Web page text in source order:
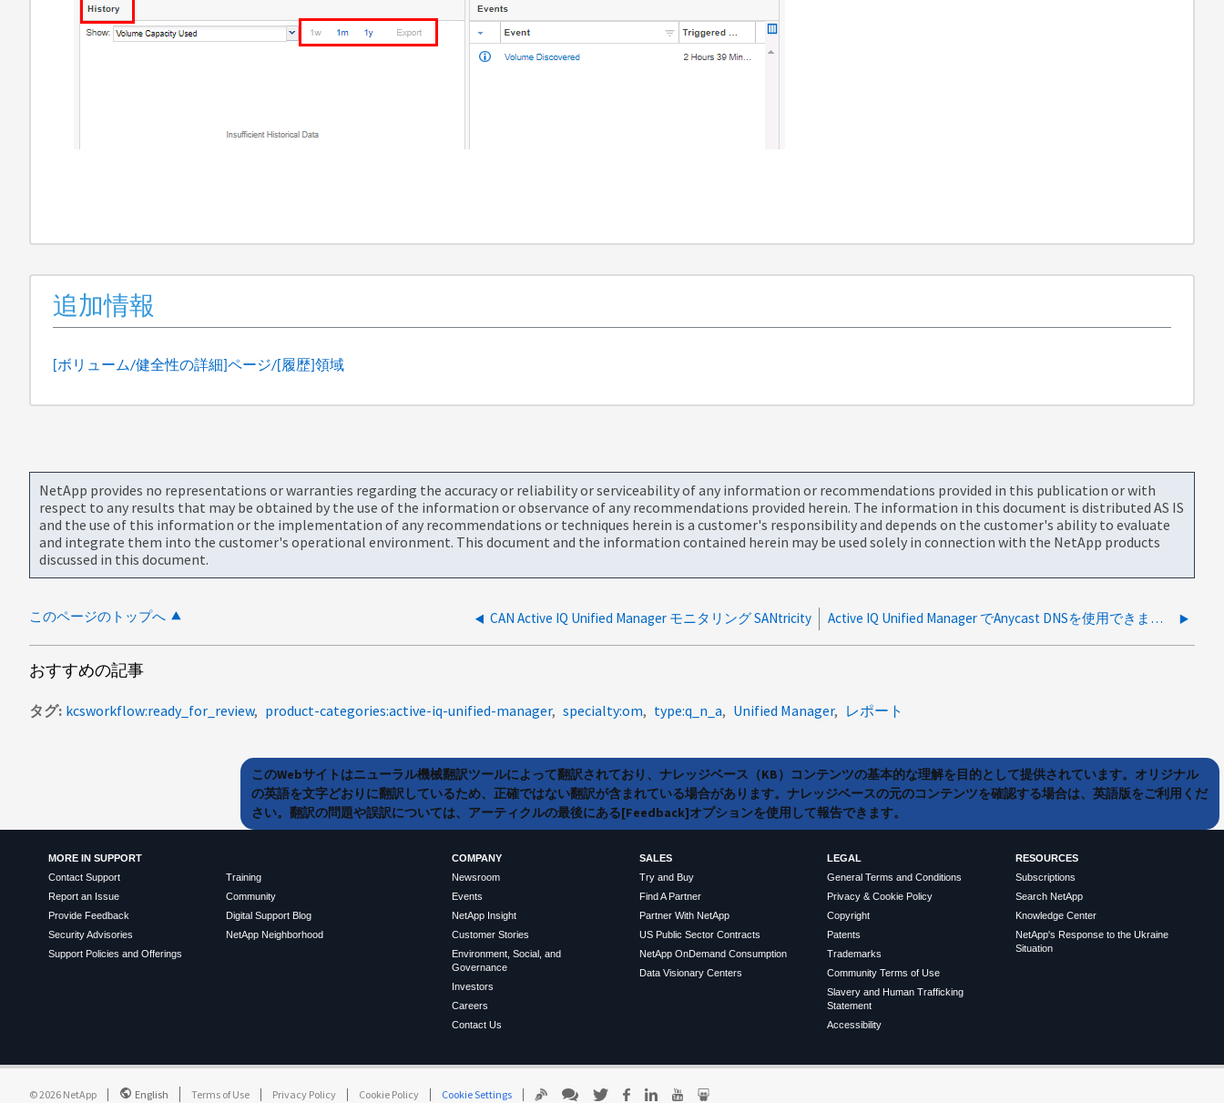
追加情報
[ボリューム/健全性の詳細]ページ/[履歴]領域
NetApp provides no representations or warranties regarding the accuracy or reliability or serviceability of any information or recommendations provided in this publication or with
respect to any results that may be obtained by the use of the information or observance of any recommendations provided herein. The information in this document is distributed AS IS
and the use of this information or the implementation of any recommendations or techniques herein is a customer's responsibility and depends on the customer's ability to evaluate
and integrate them into the customer's operational environment. This document and the information contained herein may be used solely in connection with the NetApp products
discussed in this document.
このページのトップへ CAN Active IQ Unified Manager モニタリング SANtricity Active IQ Unified Manager でAnycast DNSを使用できますか?
おすすめの記事
タグ kcsworkflow:ready_for_review product-categories:active-iq-unified-manager specialty:om type:q_n_a Unified Manager レポート
このWebサイトはニューラル機械翻訳ツールによって翻訳されており、ナレッジベース（KB）コンテンツの基本的な理解を目的として提供されています。オリジナル
の英語を文字どおりに翻訳しているため、正確ではない翻訳が含まれている場合があります。ナレッジベースの元のコンテンツを確認する場合は、英語版をご利用くだ
さい。翻訳の問題や誤訳については、アーティクルの最後にある[Feedback]オプションを使用して報告できます。
MORE IN SUPPORT
Contact Support
Report an Issue
Provide Feedback
Security Advisories
Support Policies and Offerings
Training
Community
Digital Support Blog
NetApp Neighborhood
COMPANY
Newsroom
Events
NetApp Insight
Customer Stories
Environment, Social, and
Governance
Investors
Careers
Contact Us
SALES
Try and Buy
Find A Partner
Partner With NetApp
US Public Sector Contracts
NetApp OnDemand Consumption
Data Visionary Centers
LEGAL
General Terms and Conditions
Privacy & Cookie Policy
Copyright
Patents
Trademarks
Community Terms of Use
Slavery and Human Trafficking
Statement
Accessibility
RESOURCES
Subscriptions
Search NetApp
Knowledge Center
NetApp's Response to the Ukraine
Situation
©2026 NetApp English Terms of Use Privacy Policy Cookie Policy Cookie Settings